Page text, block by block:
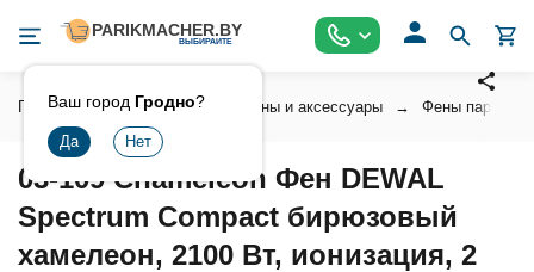
Ваш город Гродно?
Главная Инструмент Фены и аксессуары Фены
03-109 Chameleon Фен DEWAL
Spectrum Compact бирюзовый
хамелеон, 2100 Вт, ионизация, 2